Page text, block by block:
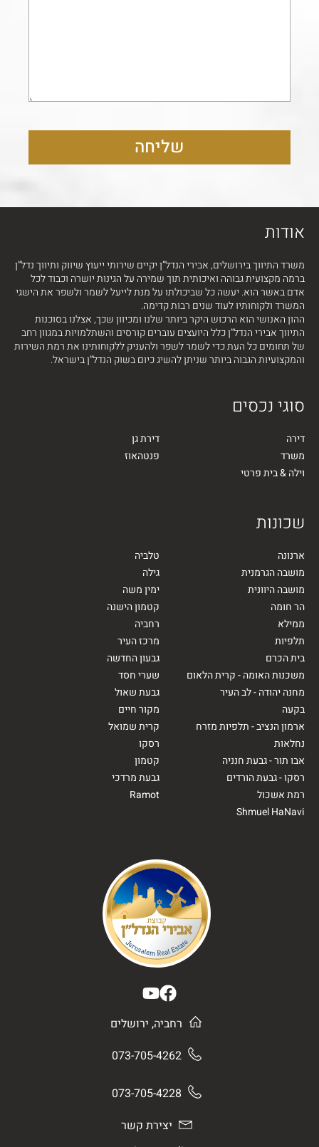
שליחה
אודות
משרד התיווך בירושלים, אבירי הנדל”ן יקיים שירותי ייעוץ שיווק ותיווך נדל”ן
ברמה מקצועית גבוהה ואיכותית תוך שמירה על הגינות יושרה וכבוד לכל
אדם באשר הוא. יעשה כל שביכולתו על מנת לייעל לשמר ולשפר את הישגי
המשרד ולקוחותיו לעוד שנים רבות קדימה.
ההון האנושי הוא הרכוש היקר ביותר שלנו ומכיוון שכך, אצלנו בסוכנות
התיווך אבירי הנדל”ן כלל היועצים עוברים קורסים והשתלמויות במגוון רחב
של תחומים כל העת כדי לשמר לשפר ולהעניק ללקוחותינו את רמת השירות
והמקצועיות הגבוה ביותר שניתן להשיג כיום בשוק הנדל”ן בישראל.
סוגי נכסים
דירה
דירת גן
משרד
פנטהאוז
וילה & בית פרטי
שכונות
ארנונה
טלביה
מושבה הגרמנית
גילה
מושבה היוונית
ימין משה
הר חומה
קטמון הישנה
ממילא
רחביה
תלפיות
מרכז העיר
בית הכרם
גבעון החדשה
משכנות האומה - קרית הלאום
שערי חסד
מחנה יהודה - לב העיר
גבעת שאול
בקעה
מקור חיים
ארמון הנציב - תלפיות מזרח
קרית שמואל
נחלאות
רסקו
אבו תור - גבעת חנניה
קטמון
רסקו - גבעת הורדים
גבעת מרדכי
רמת אשכול
Ramot
Shmuel HaNavi
רחביה, ירושלים
073-705-4262
073-705-4228
יצירת קשר